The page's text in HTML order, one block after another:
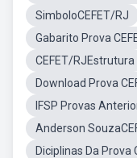
SimboloCEFET/RJ
Gabarito Prova
CEFET/RJEstrutura
Download Prova
IFSP Provas
Anderson
Diciplinas Da